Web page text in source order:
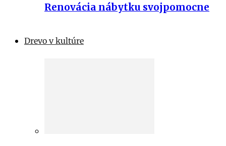
Renovácia nábytku svojpomocne
Drevo v kultúre